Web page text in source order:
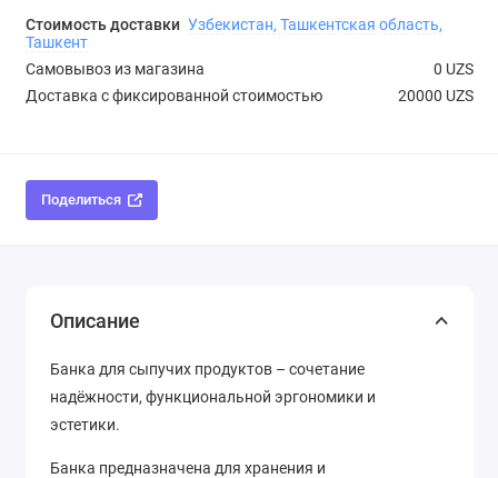
Стоимость доставки Узбекистан, Ташкентская область,
Ташкент
Самовывоз из магазина
0 UZS
Доставка с фиксированной стоимостью
20000 UZS
Поделиться
Описание
Банка для сыпучих продуктов – сочетание
надёжности, функциональной эргономики и
эстетики.
Банка предназначена для хранения и